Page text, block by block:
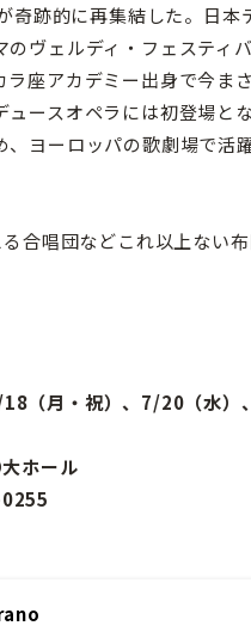
跡的に再集結した。日本
ヴェルディ・フェスティ
座アカデミー出身で今ま
ースオペラには初登場と
ヨーロッパの歌劇場で活
合唱団などこれ以上ない
（月・祝）、7/20（水）
ホール
0255